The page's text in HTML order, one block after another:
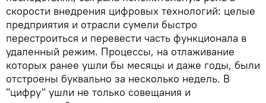
скорости внедрения цифровых технологий: целые
предприятия и отрасли сумели быстро
перестроиться и перевести часть функционала в
удаленный режим. Процессы, на отлаживание
которых ранее ушли бы месяцы и даже годы, были
отстроены буквально за несколько недель. В
"цифру" ушли не только совещания и